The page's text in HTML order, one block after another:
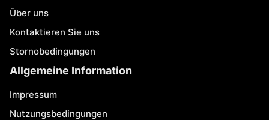
Über uns
Kontaktieren Sie uns
Stornobedingungen
Allgemeine Information
Impressum
Nutzungsbedingungen